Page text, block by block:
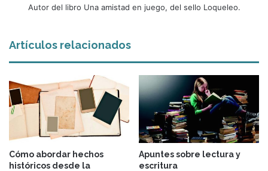
Autor del libro Una amistad en juego, del sello Loqueleo.
Artículos relacionados
Cómo abordar hechos
históricos desde la
Apuntes sobre lectura y
escritura